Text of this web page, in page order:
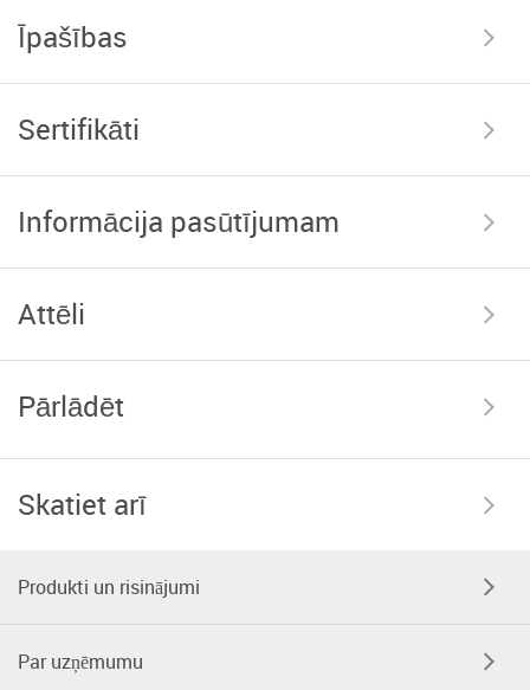
Īpašības
Sertifikāti
Informācija pasūtījumam
Attēli
Pārlādēt
Skatiet arī
Produkti un risinājumi
Par uzņēmumu